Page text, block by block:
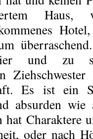
und zu
Es ist ein
absurden wie
hat Charaktere
oder nach